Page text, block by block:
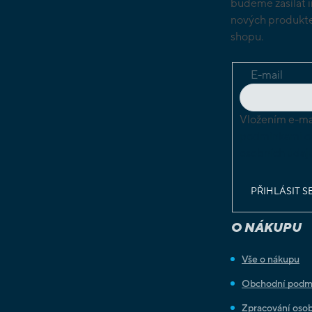
budeme zasílat
nových
shopu.
E-mail
Vložením e-
PŘIHLÁSIT
O NÁKUPU
Vše o nákupu
Obchodní
Zpracování